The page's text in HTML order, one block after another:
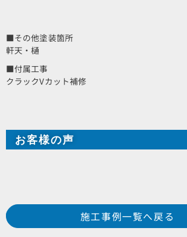
■その他塗装箇所
軒天・樋
■付属工事
クラックVカット補修
お客様の声
Prev 施工事例一覧へ戻る